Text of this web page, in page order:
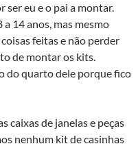
ser eu e o pai a montar.
14 anos, mas mesmo
feitas e não perder
de montar os kits.
do quarto dele porque fico
caixas de janelas e peças
nenhum kit de casinhas